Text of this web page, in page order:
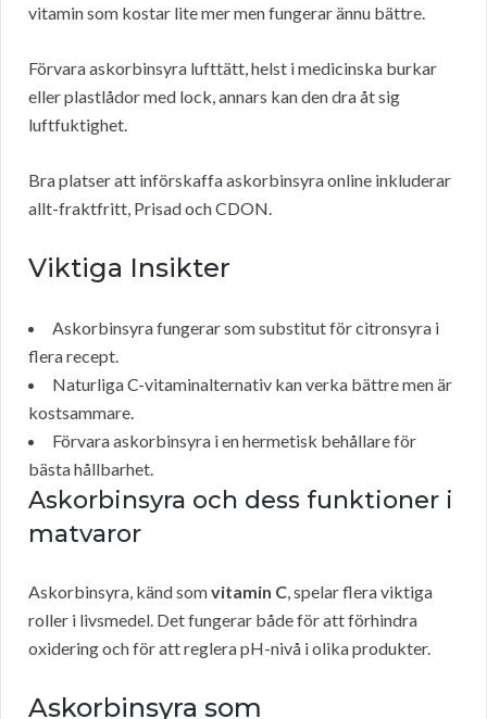
vitamin som kostar lite mer men fungerar ännu bättre.
Förvara askorbinsyra lufttätt, helst i medicinska burkar
eller plastlådor med lock, annars kan den dra åt sig
luftfuktighet.
Bra platser att införskaffa askorbinsyra online inkluderar
allt-fraktfritt, Prisad och CDON.
Viktiga Insikter
Askorbinsyra fungerar som substitut för citronsyra i
flera recept.
Naturliga C-vitaminalternativ kan verka bättre men är
kostsammare.
Förvara askorbinsyra i en hermetisk behållare för
bästa hållbarhet.
Askorbinsyra och dess funktioner i
matvaror
Askorbinsyra, känd somvitamin C, spelar flera viktiga
roller i livsmedel. Det fungerar både för att förhindra
oxidering och för att reglera pH-nivå i olika produkter.
Askorbinsyra som